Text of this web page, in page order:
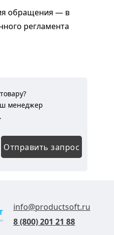
обращения — в
регламента
менеджер
Отправить запрос
8 (800) 201 21 88
info@productsoft.ru